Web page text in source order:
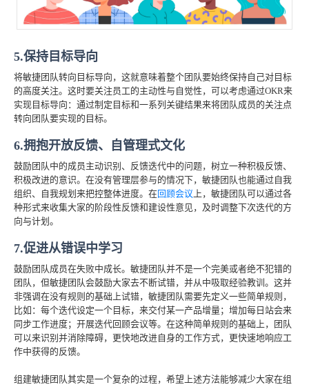
5.保持目标导向
将敏捷团队转向目标导向，这就意味着整个团队要始终保持自己对目标
的高度关注。这时要关注员工的主动性与自觉性，可以考虑通过OKR来
实现目标导向：通过制定目标和一系列关键结果来将团队成员的关注点
转向团队要实现的目标。
6.拥抱开放反馈、自管理式文化
鼓励团队中的成员主动识别、反馈迭代中的问题，树立一种积极反馈、
积极改进的意识。在没有管理层参与的情况下，敏捷团队也能通过自我
组织、自我规划来把控整体进度。在回顾会议 上，敏捷团队可以通过各
种形式来收集大家的阶段性反馈和建设性意见，及时调整下次迭代的方
向与计划。
7.促进从错误中学习
鼓励团队成员在失败中成长。敏捷团队并不是一个完美或者绝不犯错的
团队，但敏捷团队会鼓励大家去不断试错，并从中吸取经验教训。这并
非强调在没有规则的基础上试错，敏捷团队需要先定义一些简单规则，
比如：每个迭代设定一个目标，来交付某一产品增量；增加每日站会来
同步工作进度；开展迭代回顾会议等。在这种简单规则的基础上，团队
可以来识别并消除障碍，更快地改进自身的工作方式，更快速地响应工
作中获得的反馈。
组建敏捷团队其实是一个复杂的过程，希望上述方法能够减少大家在组